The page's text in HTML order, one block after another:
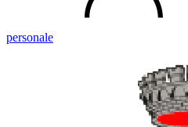
personale